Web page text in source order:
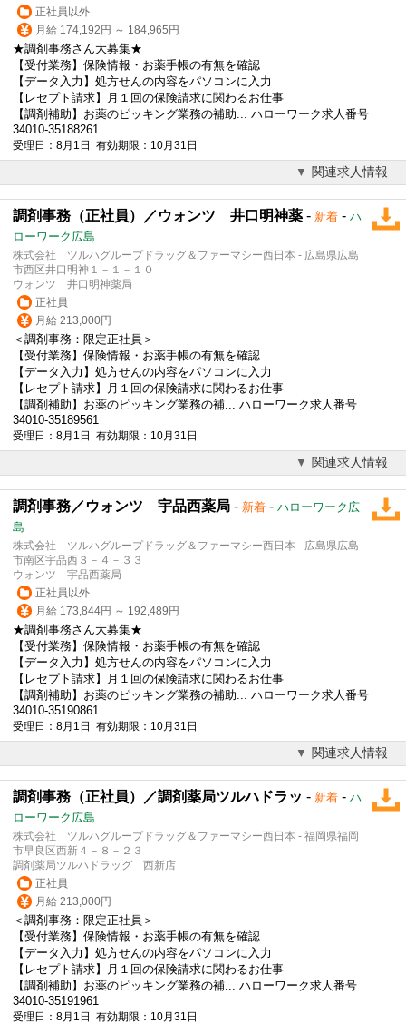
正社員以外
月給 174,192円 ～ 184,965円
★調剤事務さん大募集★
【受付業務】保険情報・お薬手帳の有無を確認
【データ入力】処方せんの内容をパソコンに入力
【レセプト請求】月１回の保険請求に関わるお仕事
【調剤補助】お薬のピッキング業務の補助... ハローワーク求人番号
34010-35188261
受理日：8月1日 有効期限：10月31日
関連求人情報
調剤事務（正社員）／ウォンツ 井口明神薬 - 新着 - ハ
ローワーク広島
株式会社 ツルハグループドラッグ＆ファーマシー西日本 - 広島県広島
市西区井口明神１－１－１０
ウォンツ 井口明神薬局
正社員
月給 213,000円
＜調剤事務：限定正社員＞
【受付業務】保険情報・お薬手帳の有無を確認
【データ入力】処方せんの内容をパソコンに入力
【レセプト請求】月１回の保険請求に関わるお仕事
【調剤補助】お薬のピッキング業務の補... ハローワーク求人番号
34010-35189561
受理日：8月1日 有効期限：10月31日
関連求人情報
調剤事務／ウォンツ 宇品西薬局 - 新着 - ハローワーク広
島
株式会社 ツルハグループドラッグ＆ファーマシー西日本 - 広島県広島
市南区宇品西３－４－３３
ウォンツ 宇品西薬局
正社員以外
月給 173,844円 ～ 192,489円
★調剤事務さん大募集★
【受付業務】保険情報・お薬手帳の有無を確認
【データ入力】処方せんの内容をパソコンに入力
【レセプト請求】月１回の保険請求に関わるお仕事
【調剤補助】お薬のピッキング業務の補助... ハローワーク求人番号
34010-35190861
受理日：8月1日 有効期限：10月31日
関連求人情報
調剤事務（正社員）／調剤薬局ツルハドラッ - 新着 - ハ
ローワーク広島
株式会社 ツルハグループドラッグ＆ファーマシー西日本 - 福岡県福岡
市早良区西新４－８－２３
調剤薬局ツルハドラッグ 西新店
正社員
月給 213,000円
＜調剤事務：限定正社員＞
【受付業務】保険情報・お薬手帳の有無を確認
【データ入力】処方せんの内容をパソコンに入力
【レセプト請求】月１回の保険請求に関わるお仕事
【調剤補助】お薬のピッキング業務の補... ハローワーク求人番号
34010-35191961
受理日：8月1日 有効期限：10月31日